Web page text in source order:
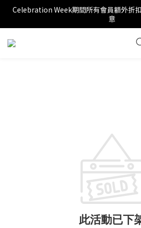
Celebration Week期間所有會員額外折
意
此活動已下